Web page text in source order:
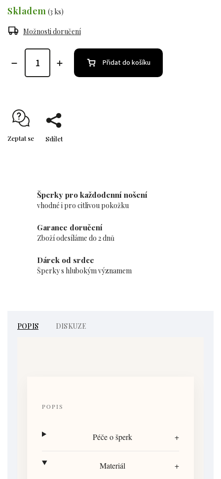
Skladem (3 ks)
Možnosti doručení
Přidat do košíku
Zeptat se Sdílet
Šperky pro každodenní nošení
vhodné i pro citlivou pokožku
Garance doručení
Zboží odesíláme do 2 dnů
Dárek od srdce
Šperky s hlubokým významem
POPIS DISKUZE
POPIS
Péče o šperk +
Materiál +